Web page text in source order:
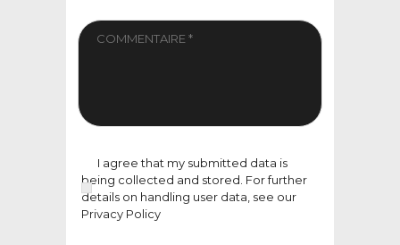
I agree that my submitted data is
being collected and stored. For further
details on handling user data, see our
Privacy Policy